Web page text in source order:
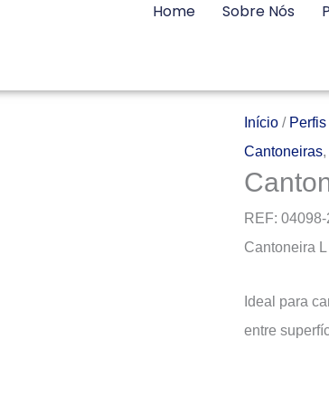
Home Sobre Nós
Início/ Perfis
Cantoneiras,
REF: 04098-
Cantoneira
Ideal para
entre